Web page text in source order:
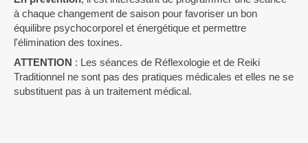
à chaque changement de saison pour favoriser un bon
équilibre psychocorporel et énergétique et permettre
l'élimination des toxines.
ATTENTION : Les séances de Réflexologie et de Reiki
Traditionnel ne sont pas des pratiques médicales et elles ne se
substituent pas à un traitement médical.